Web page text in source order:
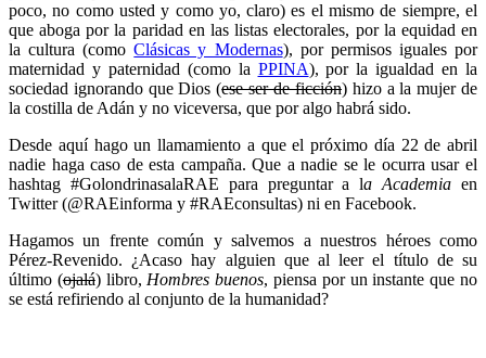
poco, no como usted y como yo, claro) es el mismo de siempre, el
que aboga por la paridad en las listas electorales, por la equidad en
la cultura (comoClásicas y Modernas), por permisos iguales por
maternidad y paternidad (como la PPINA), por la igualdad en la
sociedad ignorando que Dios (ese ser de ficción) hizo a la mujer de
la costilla de Adán y no viceversa, que por algo habrá sido.
Desde aquí hago un llamamiento a que el próximo día 22 de abril
nadie haga caso de esta campaña. Que a nadie se le ocurra usar el
hashtag #GolondrinasalaRAE para preguntar a la Academia en
Twitter (@RAEinforma y #RAEconsultas) ni en Facebook.
Hagamos un frente común y salvemos a nuestros héroes como
Pérez-Revenido. ¿Acaso hay alguien que al leer el título de su
último (ojalá) libro, Hombres buenos, piensa por un instante que no
se está refiriendo al conjunto de la humanidad?